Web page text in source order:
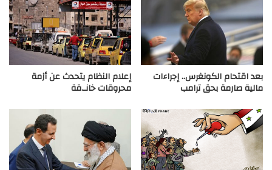
بعد اقتحام الكونغرس.. إجراءات
مالية صارمة بحق ترامب
إعلام النظام يتحدث عن أزمة
محروقات خانـ.قة